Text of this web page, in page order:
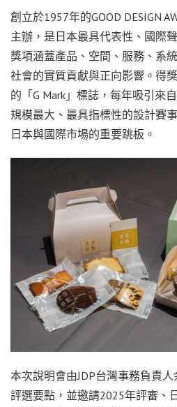
創立於1957年的GOOD DESIGN
主辦，是日本最具代表性、國際
獎項涵蓋產品、空間、服務、系
社會的實質貢獻與正向影響。得
的「G Mark」標誌，每年吸引來
規模最大、最具指標性的設計賽
日本與國際市場的重要跳板。
本次說明會由JDP台灣事務負責
評選要點，並邀請2025年評審、